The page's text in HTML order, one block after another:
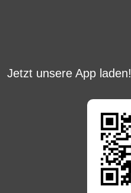
Jetzt unsere App laden!